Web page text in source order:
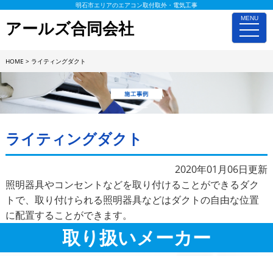
MENU
toggle
明石市エリアのエアコン取付取外・電気工事
アールズ合同会社
HOME > ライティングダクト
ライティングダクト
2020年01月06日更新
照明器具やコンセントなどを取り付けることができるダク
トで、取り付けられる照明器具などはダクトの自由な位置
に配置することができます。
取り扱いメーカー